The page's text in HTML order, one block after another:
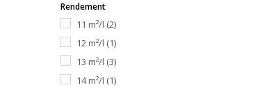
Rendement
11 m²/l (2)
12 m²/l (1)
13 m²/l (3)
14 m²/l (1)